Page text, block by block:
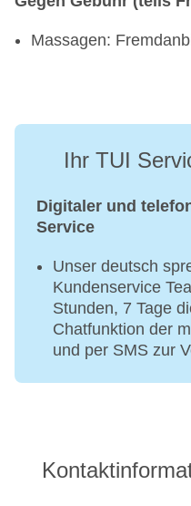
Massagen:
Ihr TUI
Digitaler und
Service
Unser deutsch
Kundenservice
Stunden, 7 Tage
Chatfunktion der
und per SMS zur